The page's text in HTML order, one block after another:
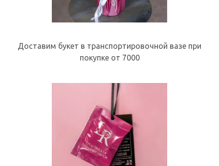
Доставим букет в транспортировочной вазе при
покупке от 7000